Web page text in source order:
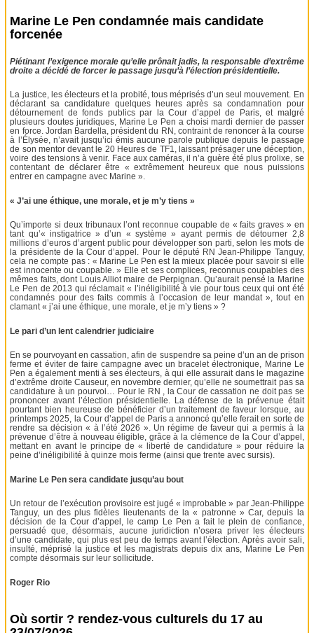
Marine Le Pen condamnée mais candidate
forcenée
Piétinant l’exigence morale qu’elle prônait jadis, la responsable d’extrême
droite a décidé de forcer le passage jusqu’à l’élection présidentielle.
La justice, les électeurs et la probité, tous méprisés d’un seul mouvement. En
déclarant sa candidature quelques heures après sa condamnation pour
détournement de fonds publics par la Cour d’appel de Paris, et malgré
plusieurs doutes juridiques, Marine Le Pen a choisi mardi dernier de passer
en force. Jordan Bardella, président du RN, contraint de renoncer à la course
à l’Élysée, n’avait jusqu’ici émis aucune parole publique depuis le passage
de son mentor devant le 20 Heures de TF1, laissant présager une déception,
voire des tensions à venir. Face aux caméras, il n’a guère été plus prolixe, se
contentant de déclarer être « extrêmement heureux que nous puissions
entrer en campagne avec Marine ».
« J’ai une éthique, une morale, et je m’y tiens »
Qu’importe si deux tribunaux l’ont reconnue coupable de « faits graves » en
tant qu’« instigatrice » d’un « système » ayant permis de détourner 2,8
millions d’euros d’argent public pour développer son parti, selon les mots de
la présidente de la Cour d’appel. Pour le député RN Jean-Philippe Tanguy,
cela ne compte pas : « Marine Le Pen est la mieux placée pour savoir si elle
est innocente ou coupable. » Elle et ses complices, reconnus coupables des
mêmes faits, dont Louis Alliot maire de Perpignan. Qu’aurait pensé la Marine
Le Pen de 2013 qui réclamait « l’inéligibilité à vie pour tous ceux qui ont été
condamnés pour des faits commis à l’occasion de leur mandat », tout en
clamant « j’ai une éthique, une morale, et je m’y tiens » ?
Le pari d’un lent calendrier judiciaire
En se pourvoyant en cassation, afin de suspendre sa peine d’un an de prison
ferme et éviter de faire campagne avec un bracelet électronique, Marine Le
Pen a également menti à ses électeurs, à qui elle assurait dans le magazine
d’extrême droite Causeur, en novembre dernier, qu’elle ne soumettrait pas sa
candidature à un pourvoi… Pour le RN , la Cour de cassation ne doit pas se
prononcer avant l’élection présidentielle. La défense de la prévenue était
pourtant bien heureuse de bénéficier d’un traitement de faveur lorsque, au
printemps 2025, la Cour d’appel de Paris a annoncé qu’elle ferait en sorte de
rendre sa décision « à l’été 2026 ». Un régime de faveur qui a permis à la
prévenue d’être à nouveau éligible, grâce à la clémence de la Cour d’appel,
mettant en avant le principe de « liberté de candidature » pour réduire la
peine d’inéligibilité à quinze mois ferme (ainsi que trente avec sursis).
Marine Le Pen sera candidate jusqu’au bout
Un retour de l’exécution provisoire est jugé « improbable » par Jean-Philippe
Tanguy, un des plus fidèles lieutenants de la « patronne » Car, depuis la
décision de la Cour d’appel, le camp Le Pen a fait le plein de confiance,
persuadé que, désormais, aucune juridiction n’osera priver les électeurs
d’une candidate, qui plus est peu de temps avant l’élection. Après avoir sali,
insulté, méprisé la justice et les magistrats depuis dix ans, Marine Le Pen
compte désormais sur leur sollicitude.
Roger Rio
Où sortir ? rendez-vous culturels du 17 au